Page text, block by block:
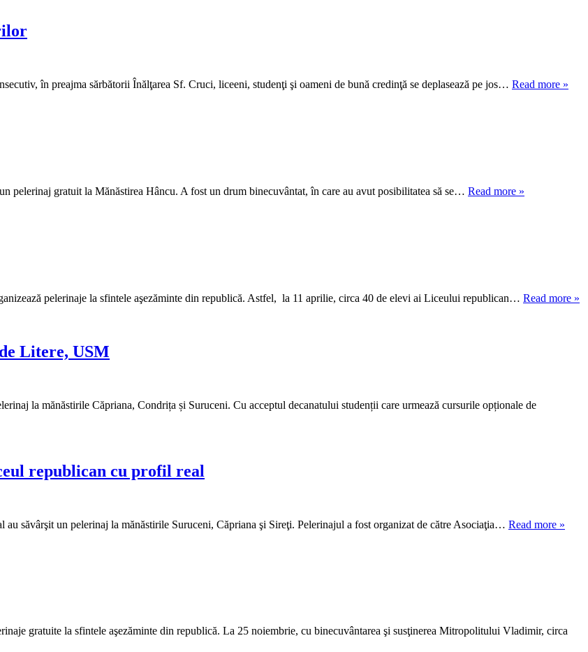
în preajma sărbătorii Înălţarea Sf. Cruci, liceeni, studenţi şi oameni de bună credinţă se deplasează pe jos… Read more »
pelerinaj gratuit la Mănăstirea Hâncu. A fost un drum binecuvântat, în care au avut posibilitatea să se… Read more »
pelerinaje la sfintele aşezăminte din republică. Astfel, la 11 aprilie, circa 40 de elevi ai Liceului republican… Read more »
Litere, USM
la mănăstirile Căpriana, Condrița și Suruceni. Cu acceptul decanatului studenții care urmează cursurile opționale de
republican cu profil real
săvârşit un pelerinaj la mănăstirile Suruceni, Căpriana şi Sireţi. Pelerinajul a fost organizat de către Asociaţia… Read more »
gratuite la sfintele aşezăminte din republică. La 25 noiembrie, cu binecuvântarea şi susţinerea Mitropolitului Vladimir, circa